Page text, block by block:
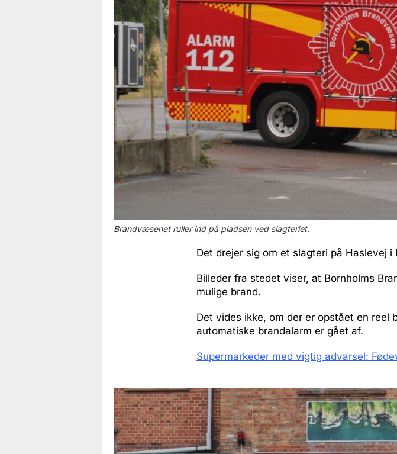
Brandvæsenet ruller ind på pladsen ved slagteriet.
Det drejer sig om et slagteri på Haslevej i
Billeder fra stedet viser, at Bornholms
mulige brand.
Det vides ikke, om der er opstået en reel
automatiske brandalarm er gået af.
Supermarkeder med vigtig advarsel: